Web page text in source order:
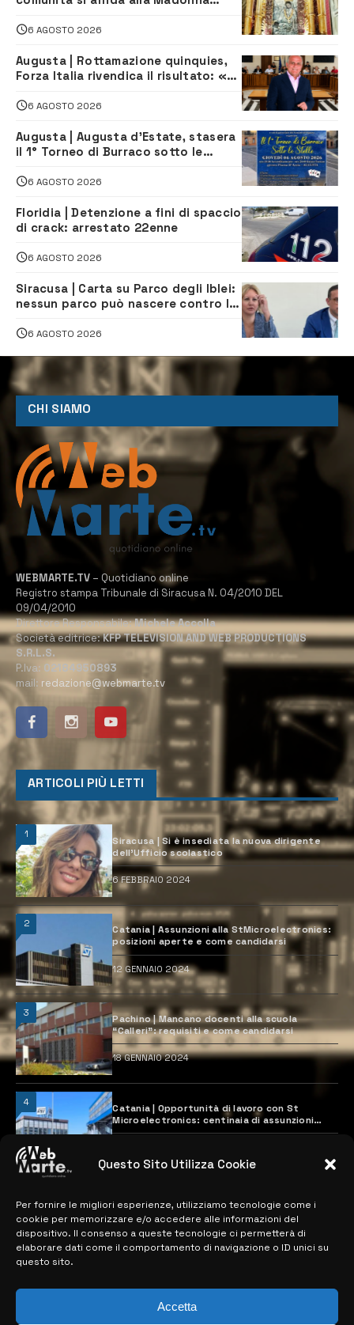
Questo Sito Utilizza Cookie
Per fornire le migliori esperienze, utilizziamo tecnologie come i
cookie per memorizzare e/o accedere alle informazioni del
dispositivo. Il consenso a queste tecnologie ci permetterà di
elaborare dati come il comportamento di navigazione o ID unici su
questo sito.
Accetta
6 AGOSTO 2026
Augusta | Rottamazione quinquies,
Forza Italia rivendica il risultato: «La
6 AGOSTO 2026
Augusta | Augusta d’Estate, stasera
il 1° Torneo di Burraco sotto le
6 AGOSTO 2026
Floridia | Detenzione a fini di spaccio
di crack: arrestato 22enne
6 AGOSTO 2026
Siracusa | Carta su Parco degli Iblei:
nessun parco può nascere contro le
6 AGOSTO 2026
CHI SIAMO
WEBMARTE.TV – Quotidiano online
Registro stampa Tribunale di Siracusa N. 04/2010 DEL
09/04/2010
Direttore Responsabile:Michele Accolla
Società editrice:KFP TELEVISION AND WEB PRODUCTIONS
S.R.L.S.
P.Iva: 02184950893
mail: redazione@webmarte.tv
ARTICOLI PIÙ LETTI
1
Siracusa | Si è insediata la nuova dirigente
dell’Ufficio scolastico
6 FEBBRAIO 2024
2
Catania | Assunzioni alla StMicroelectronics:
posizioni aperte e come candidarsi
12 GENNAIO 2024
3
Pachino | Mancano docenti alla scuola
“Calleri”: requisiti e come candidarsi
18 GENNAIO 2024
4
Catania | Opportunità di lavoro con St
Microelectronics: centinaia di assunzioni
previste
MAPPA DEL SITO
> NOTIZIE